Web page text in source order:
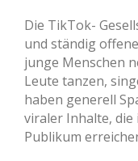
Die TikTok-
und ständig
junge Menschen
Leute tanzen,
haben generell
viraler Inhalte,
Publikum